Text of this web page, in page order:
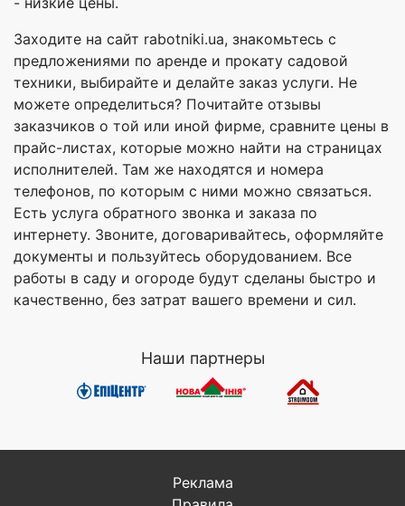
Заходите на сайт rabotniki.ua, знакомьтесь с
предложениями по аренде и прокату садовой
техники, выбирайте и делайте заказ услуги. Не
можете определиться? Почитайте отзывы
заказчиков о той или иной фирме, сравните цены в
прайс-листах, которые можно найти на страницах
исполнителей. Там же находятся и номера
телефонов, по которым с ними можно связаться.
Есть услуга обратного звонка и заказа по
интернету. Звоните, договаривайтесь, оформляйте
документы и пользуйтесь оборудованием. Все
работы в саду и огороде будут сделаны быстро и
качественно, без затрат вашего времени и сил.
Наши партнеры
Реклама